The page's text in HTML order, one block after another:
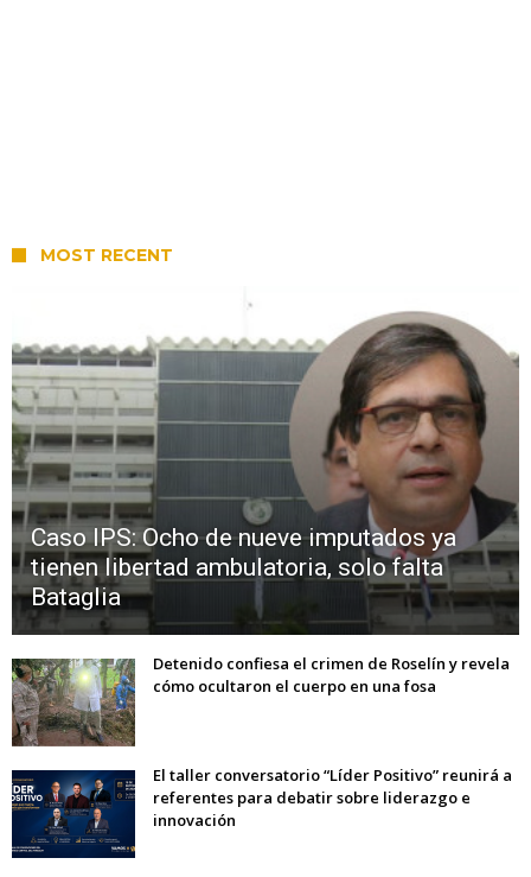
MOST RECENT
Caso IPS: Ocho de nueve imputados ya
tienen libertad ambulatoria, solo falta
Bataglia
Detenido confiesa el crimen de Roselín y revela
cómo ocultaron el cuerpo en una fosa
El taller conversatorio “Líder Positivo” reunirá a
referentes para debatir sobre liderazgo e
innovación